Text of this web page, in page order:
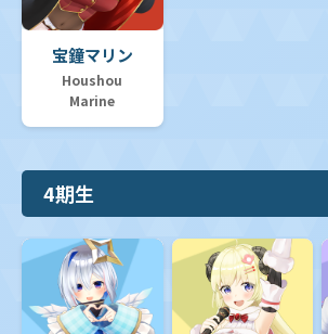
宝鐘マリン
Houshou
Marine
4期生